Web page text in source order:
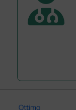
Ottimo